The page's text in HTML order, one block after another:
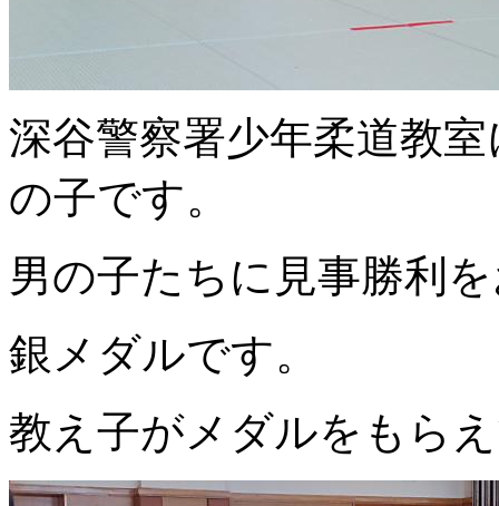
深谷警察署少年柔道教
の子です。
男の子たちに見事勝利
銀メダルです。
教え子がメダルをもら